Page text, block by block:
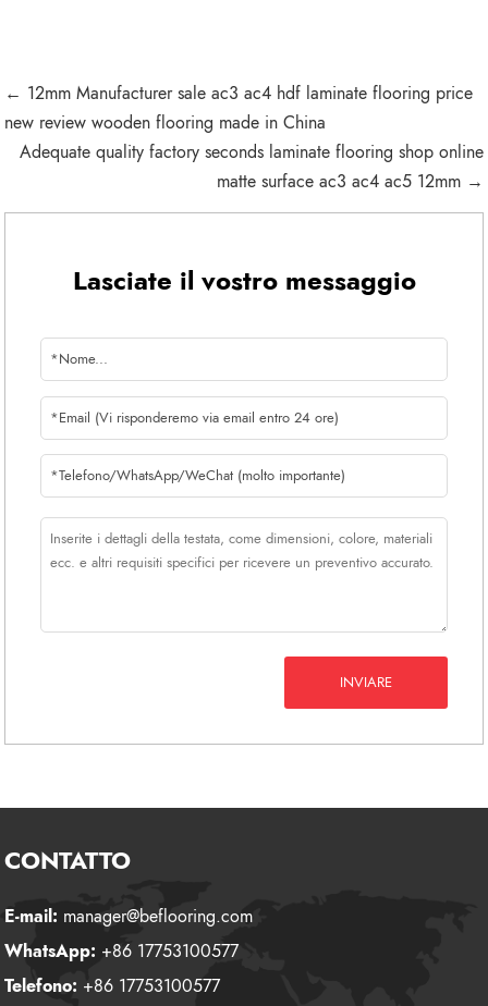
← 12mm Manufacturer sale ac3 ac4 hdf laminate flooring price
new review wooden flooring made in China
Adequate quality factory seconds laminate flooring shop online
matte surface ac3 ac4 ac5 12mm →
Lasciate il vostro messaggio
INVIARE
CONTATTO
E-mail: manager@beflooring.com
WhatsApp: +86 17753100577
Telefono: +86 17753100577